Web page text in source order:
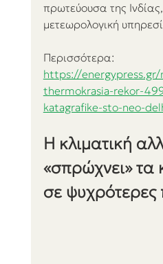
πρωτεύουσα της
μετεωρολογική
Περισσότερα:
https://energypress.gr/
thermokrasia-rekor-
katagrafike-sto-neo-
Η κλιματική
«σπρώχνει» τα
σε ψυχρότερες